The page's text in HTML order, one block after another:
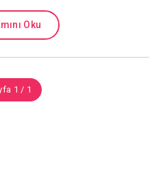
Oku
1 / 1